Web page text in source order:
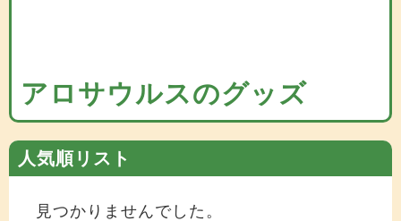
アロサウルスのグッズ
人気順リスト
見つかりませんでした。